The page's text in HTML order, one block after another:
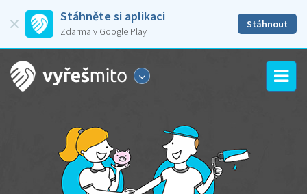
Stáhněte si aplikaci
Zdarma v Google Play
Stáhnout